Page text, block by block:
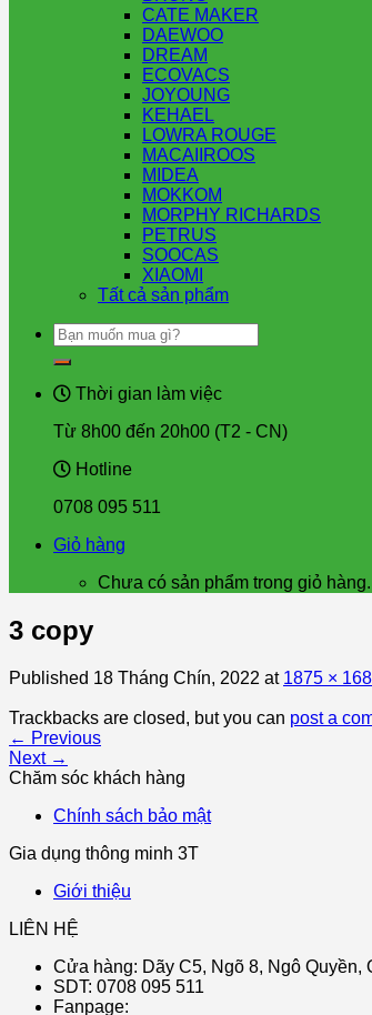
CATE MAKER
DAEWOO
DREAM
ECOVACS
JOYOUNG
KEHAEL
LOWRA ROUGE
MACAIIROOS
MIDEA
MOKKOM
MORPHY RICHARDS
PETRUS
SOOCAS
XIAOMI
Tất cả sản phẩm
Tìm
kiếm:
Thời gian làm việc
Từ 8h00 đến 20h00 (T2 - CN)
Hotline
0708 095 511
Giỏ hàng
Chưa có sản phẩm trong giỏ hàng.
3 copy
Published 18 Tháng Chín, 2022 at 1875 ×
Trackbacks are closed, but you can post a
← Previous
Next →
Chăm sóc khách hàng
Chính sách bảo mật
Gia dụng thông minh 3T
Giới thiệu
LIÊN HỆ
Cửa hàng: Dãy C5, Ngõ 8, Ngô Quyền,
SDT: 0708 095 511
Fanpage: